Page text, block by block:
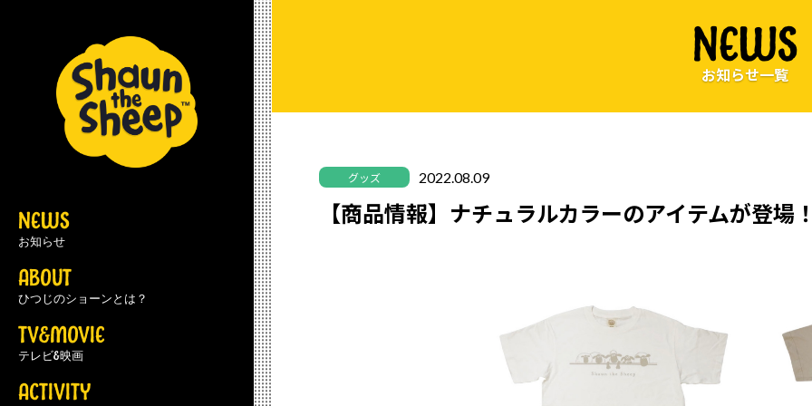
NEWS
お知らせ
ABOUT
ひつじのショーンとは？
TV&MOVIE
テレビ&映画
ACTIVITY
NEWS
お知らせ一覧
グッズ 2022.08.09
【商品情報】ナチュラルカラーのアイテムが登場